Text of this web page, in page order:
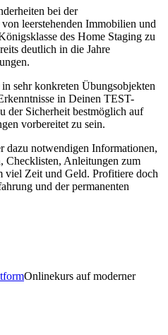
bei der
leerstehenden Immobilien und
des Home Staging zu
deutlich in die Jahre
sehr konkreten Übungsobjekten
in Deinen TEST-
der Sicherheit bestmöglich auf
vorbereitet zu sein.
dazu notwendigen Informationen,
Checklisten, Anleitungen zum
viel Zeit und Geld. Profitiere doch
und der permanenten
Onlinekurs auf moderner